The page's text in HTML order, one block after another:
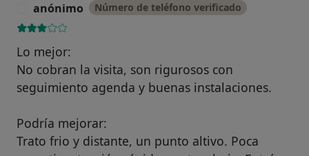
anónimo Número de teléfono verificado
Lo mejor:
No cobran la visita, son rigurosos con
seguimiento agenda y buenas instalaciones.
Podría mejorar:
Trato frio y distante, un punto altivo. Poca